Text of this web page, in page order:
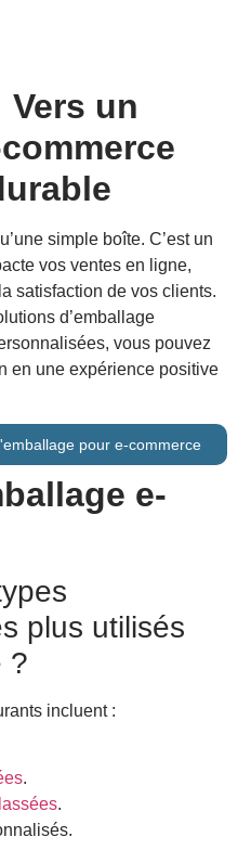
un
simple boîte. C’est un
vos ventes en ligne,
satisfaction de vos clients.
d’emballage
vous pouvez
en une expérience positive
pour e-commerce
e-
plus utilisés
?
incluent :
.
.